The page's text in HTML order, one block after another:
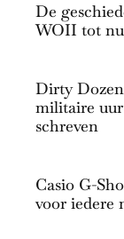
De
WOII tot nu
Dirty
militaire
schreven
Casio G-
voor iedere